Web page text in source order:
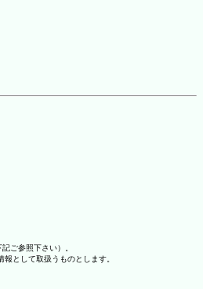
ご参照下さい）。
として取扱うものとします。